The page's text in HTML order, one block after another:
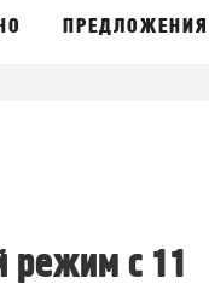
режим с 11